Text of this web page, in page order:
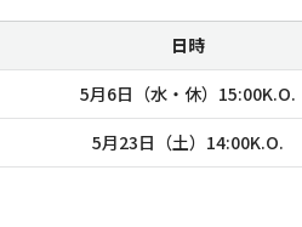
日時
5月6日（水・休）15:00K.O.
5月23日（土）14:00K.O.